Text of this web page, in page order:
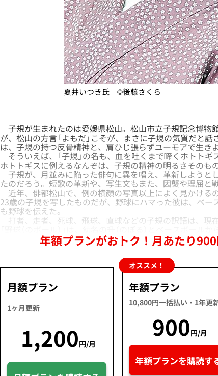
夏井いつき氏 ©後藤さくら
子規が生まれたのは愛媛県松山。松山市立子規記念博物
が、松山の方言「よもだ」こそが、まさに子規の気質だと
は、子規の持つ反骨精神と、肩ひじ張らずユーモアで生き
そういえば、「子規」の名も、血を吐くまで啼くホトト
ホトトギスに例えるなんぞは、子規の精神の明るさそのも
子規が、月並みに陥った俳句に異を唱え、革新しようと
たのだろう。短歌の革新や、写生文もまた、因襲や理屈と
近年、俳都松山で、例の横顔の写真以上によく見かける
23歳の子規を写したものだが、野球にハマった彼は、ベー
も野球を伝えた。
打者、走者、死球、飛球、直球などの子規の訳語は、現
年額プランがおトク！月あたり
月額プラン
1ヶ月更新
1,200円/月
オススメ！
年額プラン
10,800円一括払い・1年更
900円/月
年額プランを購読す